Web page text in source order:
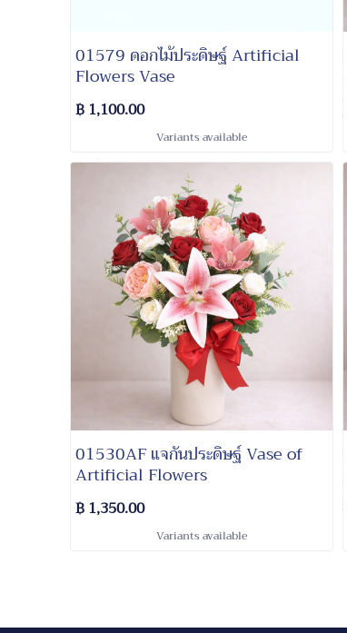
01579 ดอกไม้ประดิษฐ์ Artificial
Flowers Vase
฿ 1,100.00
Variants available
01530AF แจกันประดิษฐ์ Vase of
Artificial Flowers
฿ 1,350.00
Variants available